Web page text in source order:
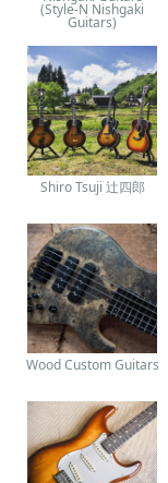
(Style-N Nishgaki
Guitars)
Shiro Tsuji 辻四郎
Wood Custom Guitars